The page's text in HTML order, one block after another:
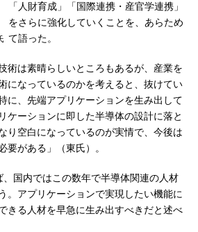
「人財育成」「国際連携・産官学連携」
をさらに強化していくことを、あらため
て語った。
術は素晴らしいところもあるが、産業を
になっているのかを考えると、抜けてい
に、先端アプリケーションを生み出して
ケーションに即した半導体の設計に落と
り空白になっているのが実情で、今後は
要がある」（東氏）。
国内ではこの数年で半導体関連の人材
。アプリケーションで実現したい機能に
きる人材を早急に生み出すべきだと述べ